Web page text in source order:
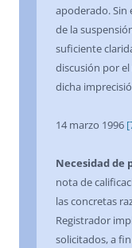
apoderado.
de la
suficiente
discusión por
dicha
14 marzo 1996
Necesidad de
nota de
las concretas
Registrador
solicitados, a